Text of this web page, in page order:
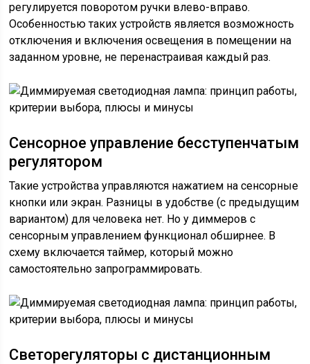
регулируется поворотом ручки влево-вправо.
Особенностью таких устройств является возможность
отключения и включения освещения в помещении на
заданном уровне, не перенастраивая каждый раз.
Сенсорное управление бесступенчатым
регулятором
Такие устройства управляются нажатием на сенсорные
кнопки или экран. Разницы в удобстве (с предыдущим
вариантом) для человека нет. Но у диммеров с
сенсорным управлением функционал обширнее. В
схему включается таймер, который можно
самостоятельно запрограммировать.
Светорегуляторы с дистанционным